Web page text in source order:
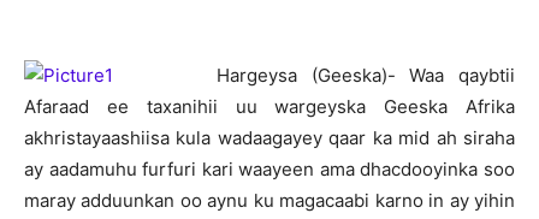
Hargeysa (Geeska)- Waa qaybtii
Afaraad ee taxanihii uu wargeyska Geeska Afrika
akhristayaashiisa kula wadaagayey qaar ka mid ah siraha
ay aadamuhu furfuri kari waayeen ama dhacdooyinka soo
maray adduunkan oo aynu ku magacaabi karno in ay yihin